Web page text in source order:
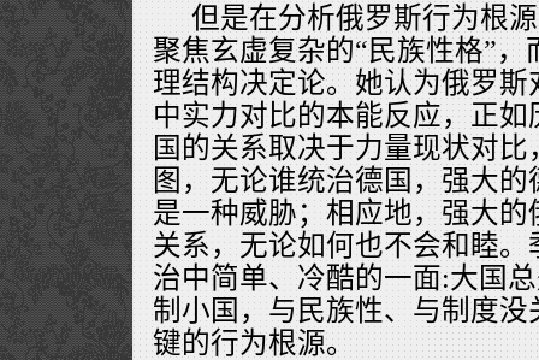
但是在分析俄罗斯行为根
聚焦玄虚复杂的“民族性格”
理结构决定论。她认为俄罗
中实力对比的本能反应，正
国的关系取决于力量现状对
图，无论谁统治德国，强大
是一种威胁；相应地，强大
关系，无论如何也不会和睦
治中简单、冷酷的一面:大国
制小国，与民族性、与制度
键的行为根源。